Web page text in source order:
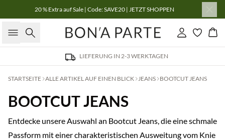
20 % Extra auf Sale | Code: SAVE20 | JETZT SHOPPEN
Suche Einloggen
LIEFERUNG IN 2-3 WERKTAGEN
STARTSEITE ALLE ARTIKEL AUF EINEN BLICK JEANS BOOTCUT JEANS
BOOTCUT JEANS
Entdecke unsere Auswahl an Bootcut Jeans, die eine schmale
Passform mit einer charakteristischen Ausweitung vom Knie